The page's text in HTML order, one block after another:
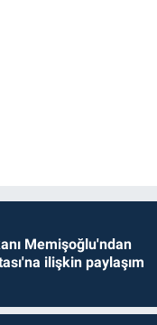
Memişoğlu'ndan
ilişkin paylaşım